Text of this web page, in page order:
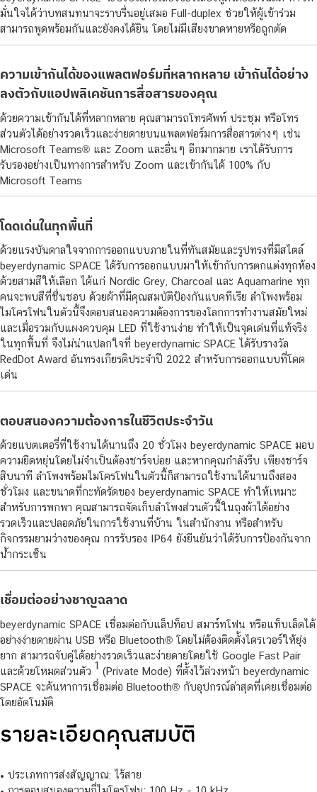
มั่นใจได้ว่าบทสนทนาจะราบรื่นอยู่เสมอ Full-duplex ช่วยให้ผู้เข้าร่วม
สามารถพูดพร้อมกันและยังคงได้ยิน โดยไม่มีเสียงขาดหายหรือถูกตัด
ความเข้ากันได้ของแพลตฟอร์มที่หลากหลาย เข้ากันได้อย่าง
ลงตัวกับแอปพลิเคชันการสื่อสารของคุณ
ด้วยความเข้ากันได้ที่หลากหลาย คุณสามารถโทรศัพท์ ประชุม หรือโทร
ส่วนตัวได้อย่างรวดเร็วและง่ายดายบนแพลตฟอร์มการสื่อสารต่างๆ เช่น
Microsoft Teams® และ Zoom และอื่นๆ อีกมากมาย เราได้รับการ
รับรองอย่างเป็นทางการสำหรับ Zoom และเข้ากันได้ 100% กับ
Microsoft Teams
โดดเด่นในทุกพื้นที่
ด้วยแรงบันดาลใจจากการออกแบบภายในที่ทันสมัยและรูปทรงที่มีสไตล์
beyerdynamic SPACE ได้รับการออกแบบมาให้เข้ากับการตกแต่งทุกห้อง
ด้วยสามสีให้เลือก ได้แก่ Nordic Grey, Charcoal และ Aquamarine ทุก
คนจะพบสีที่ชื่นชอบ ด้วยผ้าที่มีคุณสมบัติป้องกันแบคทีเรีย ลำโพงพร้อม
ไมโครโฟนในตัวนี้จึงตอบสนองความต้องการของโลกการทำงานสมัยใหม่
และเมื่อรวมกับแผงควบคุม LED ที่ใช้งานง่าย ทำให้เป็นจุดเด่นที่แท้จริง
ในทุกพื้นที่ จึงไม่น่าแปลกใจที่ beyerdynamic SPACE ได้รับรางวัล
RedDot Award อันทรงเกียรติประจำปี 2022 สำหรับการออกแบบที่โดด
เด่น
ตอบสนองความต้องการในชีวิตประจำวัน
ด้วยแบตเตอรี่ที่ใช้งานได้นานถึง 20 ชั่วโมง beyerdynamic SPACE มอบ
ความยืดหยุ่นโดยไม่จำเป็นต้องชาร์จบ่อย และหากคุณกำลังรีบ เพียงชาร์จ
สิบนาที ลำโพงพร้อมไมโครโฟนในตัวนี้ก็สามารถใช้งานได้นานถึงสอง
ชั่วโมง และขนาดที่กะทัดรัดของ beyerdynamic SPACE ทำให้เหมาะ
สำหรับการพกพา คุณสามารถจัดเก็บลำโพงส่วนตัวนี้ในถุงผ้าได้อย่าง
รวดเร็วและปลอดภัยในการใช้งานที่บ้าน ในสำนักงาน หรือสำหรับ
กิจกรรมยามว่างของคุณ การรับรอง IP64 ยังยืนยันว่าได้รับการป้องกันจาก
น้ำกระเซ็น
เชื่อมต่ออย่างชาญฉลาด
beyerdynamic SPACE เชื่อมต่อกับแล็ปท็อป สมาร์ทโฟน หรือแท็บเล็ตได้
อย่างง่ายดายผ่าน USB หรือ Bluetooth® โดยไม่ต้องติดตั้งไดรเวอร์ให้ยุ่ง
ยาก สามารถจับคู่ได้อย่างรวดเร็วและง่ายดายโดยใช้ Google Fast Pair
และด้วยโหมดส่วนตัว 1 (Private Mode) ที่ตั้งไว้ล่วงหน้า beyerdynamic
SPACE จะค้นหาการเชื่อมต่อ Bluetooth® กับอุปกรณ์ล่าสุดที่เคยเชื่อมต่อ
โดยอัตโนมัติ
รายละเอียดคุณสมบัติ
• ประเภทการส่งสัญญาณ: ไร้สาย